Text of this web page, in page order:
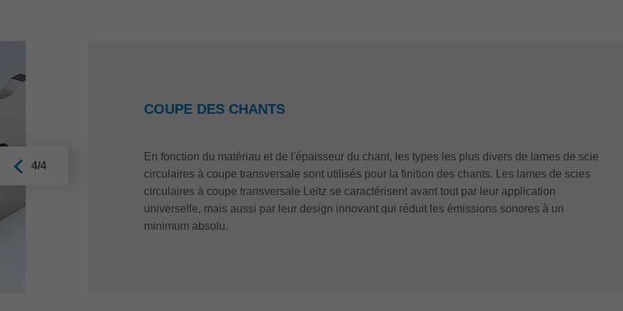
COUPE DES CHANTS
En fonction du matériau et de l'épaisseur du chant, les types les plus divers de lames de scie
circulaires à coupe transversale sont utilisés pour la finition des chants. Les lames de scies
circulaires à coupe transversale Leitz se caractérisent avant tout par leur application
universelle, mais aussi par leur design innovant qui réduit les émissions sonores à un
minimum absolu.
4/4